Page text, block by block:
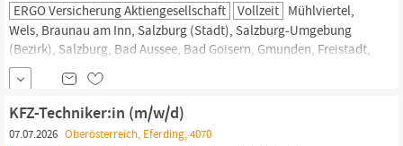
ERGO Versicherung Aktiengesellschaft Vollzeit Mühlviertel,
Wels, Braunau am Inn, Salzburg (Stadt), Salzburg-Umgebung
(Bezirk), Salzburg, Bad Aussee, Bad Goisern, Gmunden, Freistadt,
Schärding,
Eferding,
Gespür für Menschen und Kundenberatung ist deine Leidenschaft?
Dann bist du bei uns genau richtig, denn in der ERGO kannst du
deinen Kunden die passenden
KFZ-Techniker:in (m/w/d)
07.07.2026 Oberösterreich, Eferding, 4070